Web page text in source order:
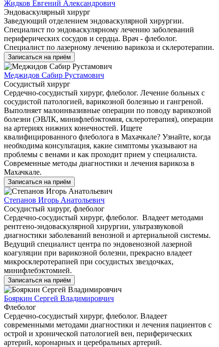
Жидков Евгений Александрович
Эндоваскулярный хирург
Заведующий отделением эндоваскулярной хирургии.
Специалист по эндоваскулярному лечению заболеваний
периферических сосудов и сердца. Врач - флеболог.
Специалист по лазерному лечению варикоза и склеротерапии.
Записаться на приём
Меджидов Сабир Рустамович
Сосудистый хирург
Сердечно-сосудистый хирург, флеболог. Лечение больных с
сосудистой патологией, варикозной болезнью и гангреной.
Выполняет малоинвазивные операции по поводу варикозной
болезни (ЭВЛК, минифлебэктомия, склеротерапия), операции
на артериях нижних конечностей. Ищете
квалифицированного флеболога в Махачкале? Узнайте, когда
необходима консультация, какие симптомы указывают на
проблемы с венами и как проходит прием у специалиста.
Современные методы диагностики и лечения варикоза в
Махачкале.
Записаться на приём
Степанов Игорь Анатольевич
Сосудистый хирург, флеболог
Сердечно-сосудистый хирург, флеболог. Владеет методами
рентгено-эндоваскулярной хирургии, ультразвуковой
диагностики заболеваний венозной и артериальной системы.
Ведущий специалист центра по эндовенозной лазерной
коагуляции при варикозной болезни, прекрасно владеет
микросклеротерапией при сосудистых звездочках,
минифлебэктомией.
Записаться на приём
Бояркин Сергей Владимировчич
Флеболог
Сердечно-сосудистый хирург, флеболог. Владеет
современными методами диагностики и лечения пациентов с
острой и хронической патологией вен, периферических
артерий, коронарных и церебральных артерий.